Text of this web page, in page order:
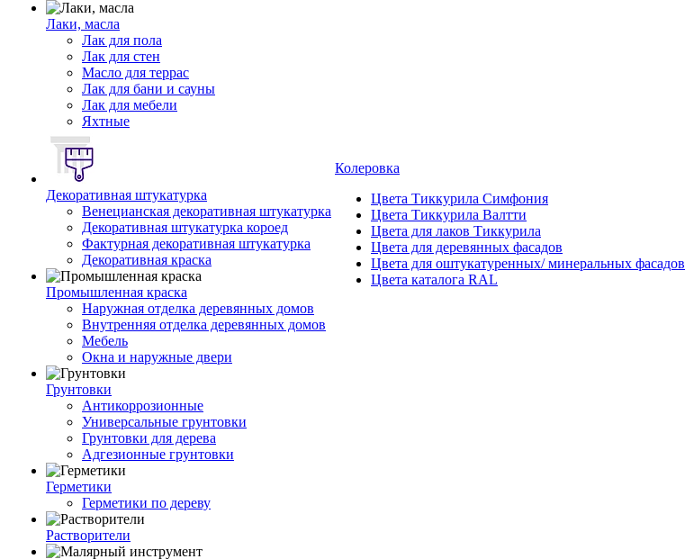
Лаки, масла
Лак для пола
Лак для стен
Масло для террас
Лак для бани и сауны
Лак для мебели
Яхтные
Декоративная штукатурка
Венецианская декоративная штукатурка
Декоративная штукатурка короед
Фактурная декоративная штукатурка
Декоративная краска
Промышленная краска
Наружная отделка деревянных домов
Внутренняя отделка деревянных домов
Мебель
Окна и наружные двери
Грунтовки
Антикоррозионные
Универсальные грунтовки
Грунтовки для дерева
Адгезионные грунтовки
Герметики
Герметики по дереву
Растворители
Колеровка
Цвета Тиккурила Симфония
Цвета Тиккурила Валтти
Цвета для лаков Тиккурила
Цвета для деревянных фасадов
Цвета для оштукатуренных/ минеральных фасадов
Цвета каталога RAL